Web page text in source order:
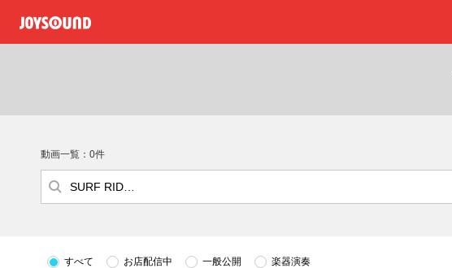
動画一覧：0件
すべて お店配信中 一般公開 楽器演奏